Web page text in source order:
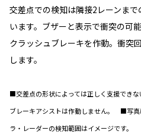
交差点での検知は隣接2レーンま
います。ブザーと表示で衝突の可
クラッシュブレーキを作動。衝突
します。
■交差点の形状によっては正しく支援でき
ブレーキアシストは作動しません。 ■写
ラ・レーダーの検知範囲はイメージです。